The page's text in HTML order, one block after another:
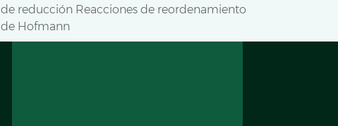
de reducción Reacciones de reordenamiento
de Hofmann